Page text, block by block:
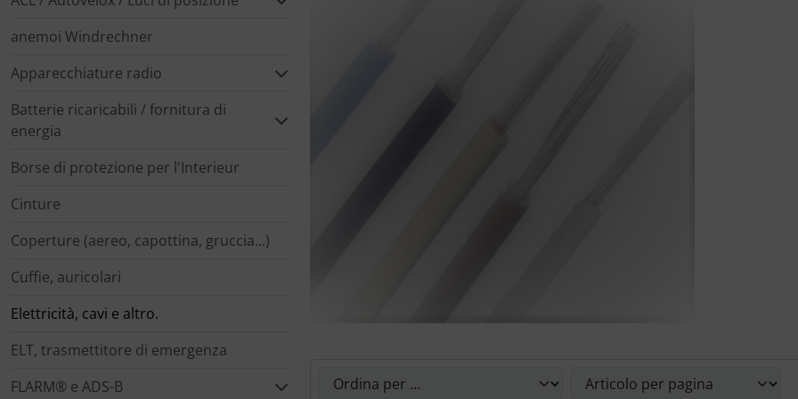
anemoi Windrechner
Apparecchiature radio
Batterie ricaricabili / fornitura di
energia
Borse di protezione per l'Interieur
Cinture
Coperture (aereo, capottina, gruccia...)
Cuffie, auricolari
Elettricità, cavi e altro.
ELT, trasmettitore di emergenza
FLARM® e ADS-B
Letteratura / Libri
Occhiali da aviatore
Orologi da pilota
Pedane per le ginocchia
Rifornimento e smaltimento
Rilassamento
Varie
Paracadutisti
Variometro
Camicie Flyer
Cappelli termici
Carte aeronautiche
Giochi di volo
Immagini, arte, dipinti
Orologi da pilota
Per bambini piloti